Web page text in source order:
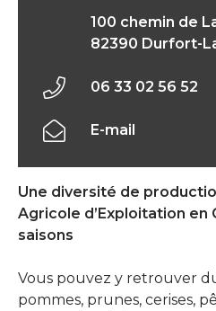
Une diversité de
Agricole d’Exploitation en
saisons
Vous pouvez y retrouver
pommes, prunes, cerises,
100 chemin de
82390 Durfort-
06 33 02 56 52
E-mail